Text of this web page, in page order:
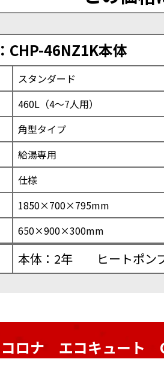
CHP-46NZ1K本体
スタンダード
460L（4～7人用）
角型タイプ
給湯専用
仕様
1850×700×795mm
650×900×300mm
本体：2年 ヒートポン
コロナ エコキュート